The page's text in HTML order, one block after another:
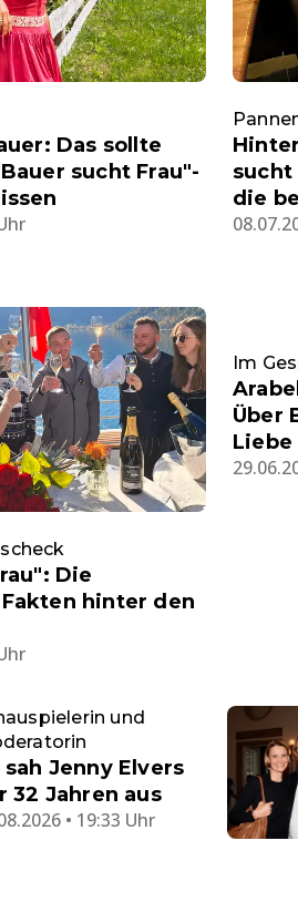
Das sollte
sucht Frau"-
sucht
die
Die
hinter den
Im
Über
Liebe
und
sah Jenny Elvers
32 Jahren aus
• 19:33 Uhr